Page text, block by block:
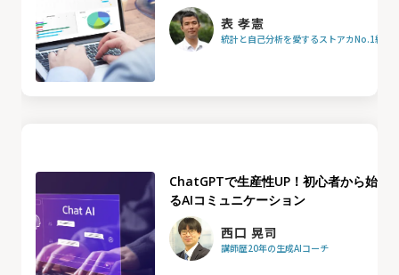
表 孝憲
統計と自己分析を愛するストアカNo.1統計
ChatGPTで生産性UP！初心者から始め
るAIコミュニケーション
西口 晃司
講師歴20年の生成AIコーチ